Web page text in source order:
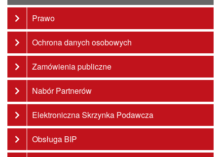
Prawo
Ochrona danych osobowych
Zamówienia publiczne
Nabór Partnerów
Elektroniczna Skrzynka Podawcza
Obsługa BIP